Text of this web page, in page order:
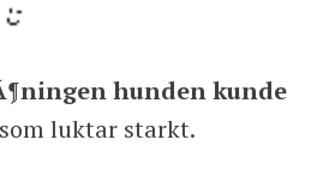
hunden kunde
luktar starkt.